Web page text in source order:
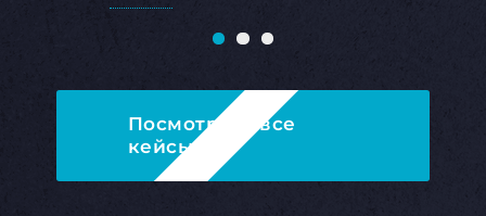
Посмотреть все
кейсы